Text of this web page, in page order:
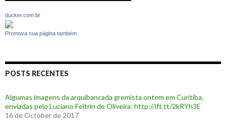
ducker.com.br
Promova sua página também
POSTS RECENTES
Algumas imagens da arquibancada gremista ontem em Curitiba,
enviadas pelo Luciano Feltrin de Oliveira: http://ift.tt/2kRYh3E
16 de October de 2017